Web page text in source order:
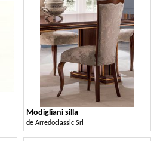
Modigliani silla
de Arredoclassic Srl